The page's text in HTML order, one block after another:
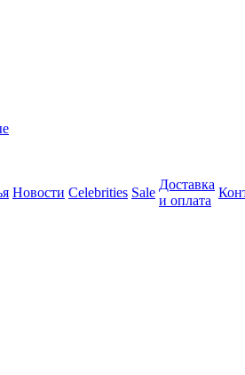
Новости Celebrities Sale
Доставка
и оплата